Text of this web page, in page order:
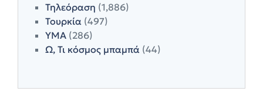
Τηλεόραση (1,886)
Τουρκία (497)
ΥΜΑ (286)
Ω, Τι κόσμος μπαμπά (44)